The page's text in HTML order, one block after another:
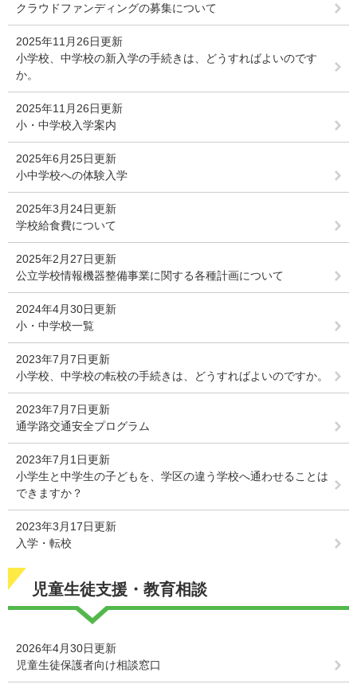
クラウドファンディングの募集について
2025年11月26日更新
小学校、中学校の新入学の手続きは、どうすればよいのです
か。
2025年11月26日更新
小・中学校入学案内
2025年6月25日更新
小中学校への体験入学
2025年3月24日更新
学校給食費について
2025年2月27日更新
公立学校情報機器整備事業に関する各種計画について
2024年4月30日更新
小・中学校一覧
2023年7月7日更新
小学校、中学校の転校の手続きは、どうすればよいのですか。
2023年7月7日更新
通学路交通安全プログラム
2023年7月1日更新
小学生と中学生の子どもを、学区の違う学校へ通わせることは
できますか？
2023年3月17日更新
入学・転校
児童生徒支援・教育相談
2026年4月30日更新
児童生徒保護者向け相談窓口